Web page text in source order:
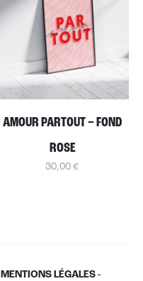
AMOUR PARTOUT – FOND
ROSE
30,00 €
MENTIONS LÉGALES -